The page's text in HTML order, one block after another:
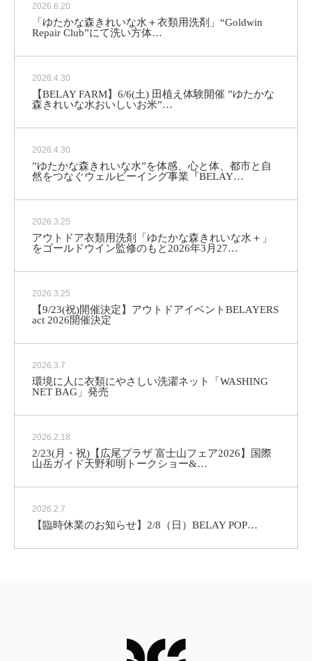
2026.6.20
「ゆたかな森きれいな水＋衣類用洗剤」“Goldwin
Repair Club”にて洗い方体…
2026.4.30
【BELAY FARM】6/6(土) 田植え体験開催 ”ゆたかな
森きれいな水おいしいお米”…
2026.4.30
”ゆたかな森きれいな水”を体感、心と体、都市と自
然をつなぐウェルビーイング事業『BELAY…
2026.3.25
アウトドア衣類用洗剤「ゆたかな森きれいな水＋」
をゴールドウイン監修のもと2026年3月27…
2026.3.25
【9/23(祝)開催決定】アウトドアイベントBELAYERS
act 2026開催決定
2026.3.7
環境に人に衣類にやさしい洗濯ネット「WASHING
NET BAG」発売
2026.2.18
2/23(月・祝)【広尾プラザ 富士山フェア2026】国際
山岳ガイド天野和明トークショー&…
2026.2.7
【臨時休業のお知らせ】2/8（日） BELAY POP…